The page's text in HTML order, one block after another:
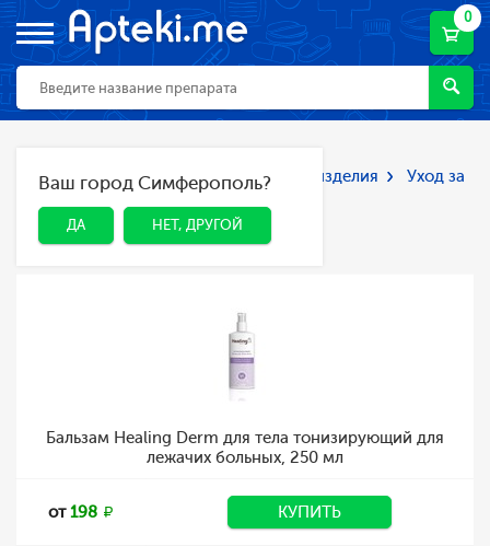
0
ДА НЕТ, ДРУГОЙ
Ваш город Симферополь?
ДА НЕТ, ДРУГОЙ
Главная Каталог Мед. приборы и изделия
Уход за
больными
Уход за больными
Бальзам Healing Derm для тела тонизирующий для
лежачих больных, 250 мл
от198 КУПИТЬ